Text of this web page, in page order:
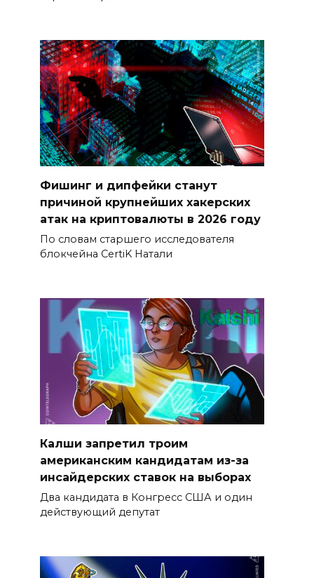
Фишинг и дипфейки станут
причиной крупнейших хакерских
атак на криптовалюты в 2026 году
По словам старшего исследователя
блокчейна CertiK Натали
Калши запретил троим
американским кандидатам из-за
инсайдерских ставок на выборах
Два кандидата в Конгресс США и один
действующий депутат